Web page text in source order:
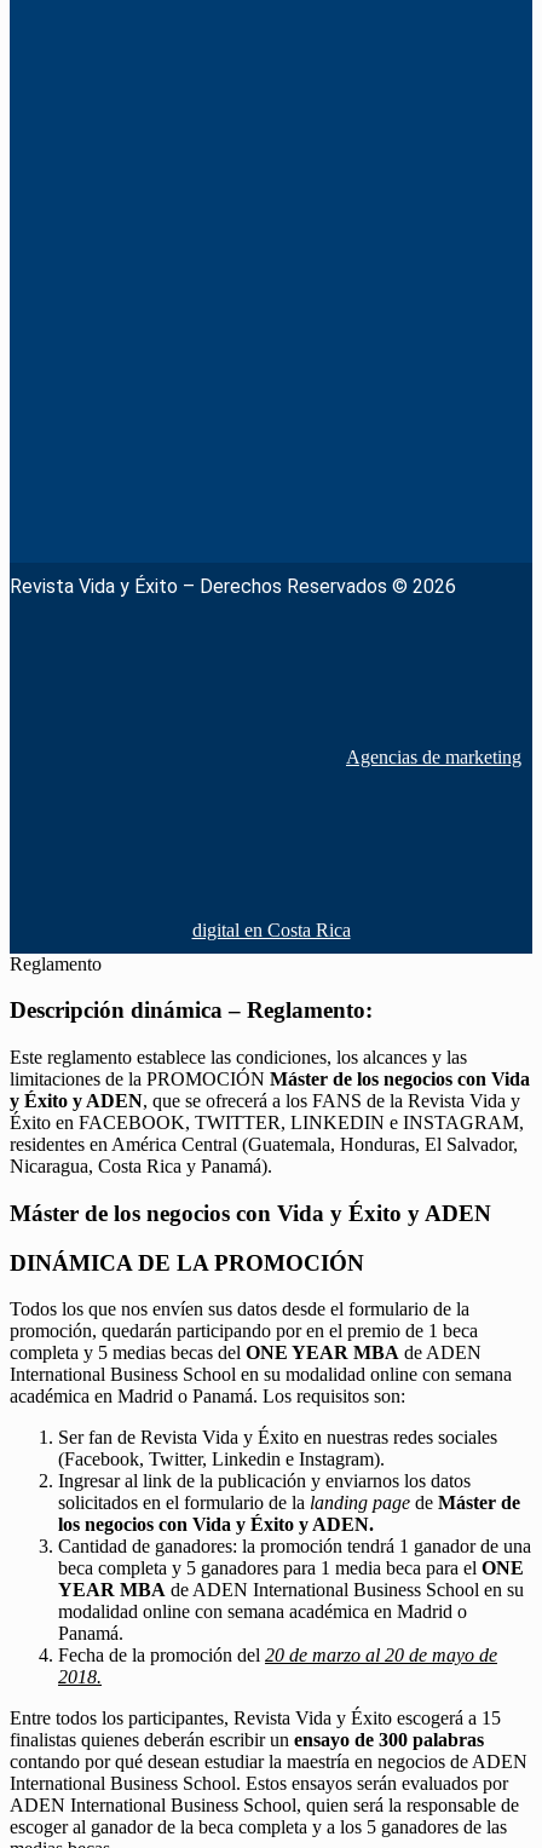
Revista Vida y Éxito – Derechos Reservados © 2026
Agencias de marketing
digital en Costa Rica
Reglamento
Descripción dinámica – Reglamento:
Este reglamento establece las condiciones, los alcances y las
limitaciones de la PROMOCIÓN Máster de los negocios con Vida
y Éxito y ADEN, que se ofrecerá a los FANS de la Revista Vida y
Éxito en FACEBOOK, TWITTER, LINKEDIN e INSTAGRAM,
residentes en América Central (Guatemala, Honduras, El Salvador,
Nicaragua, Costa Rica y Panamá).
Máster de los negocios con Vida y Éxito y ADEN
DINÁMICA DE LA PROMOCIÓN
Todos los que nos envíen sus datos desde el formulario de la
promoción, quedarán participando por en el premio de 1 beca
completa y 5 medias becas del ONE YEAR MBA de ADEN
International Business School en su modalidad online con semana
académica en Madrid o Panamá. Los requisitos son:
Ser fan de Revista Vida y Éxito en nuestras redes sociales
(Facebook, Twitter, Linkedin e Instagram).
Ingresar al link de la publicación y enviarnos los datos
solicitados en el formulario de la landing page de Máster de
los negocios con Vida y Éxito y ADEN.
Cantidad de ganadores: la promoción tendrá 1 ganador de una
beca completa y 5 ganadores para 1 media beca para el ONE
YEAR MBA de ADEN International Business School en su
modalidad online con semana académica en Madrid o
Panamá.
Fecha de la promoción del 20 de marzo al 20 de mayo de
2018.
Entre todos los participantes, Revista Vida y Éxito escogerá a 15
finalistas quienes deberán escribir un ensayo de 300 palabras
contando por qué desean estudiar la maestría en negocios de ADEN
International Business School. Estos ensayos serán evaluados por
ADEN International Business School, quien será la responsable de
escoger al ganador de la beca completa y a los 5 ganadores de las